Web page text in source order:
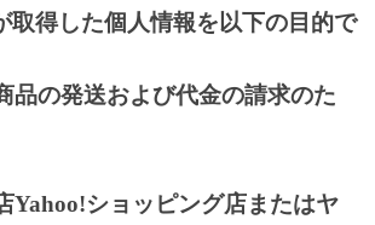
取得した個人情報を以下の目的で
品の発送および代金の請求のた
Yahoo!ショッピング店またはヤ